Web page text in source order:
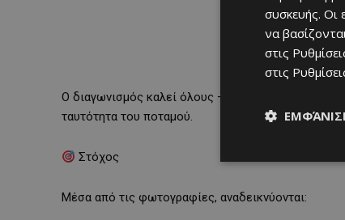
Ο διαγωνισμός καλεί όλους —ερασιτέχνες και
ταυτότητα του ποταμού.
Στόχος
Μέσα από τις φωτογραφίες, αναδεικνύονται:
συσκευής. Οι
να
στις
στις